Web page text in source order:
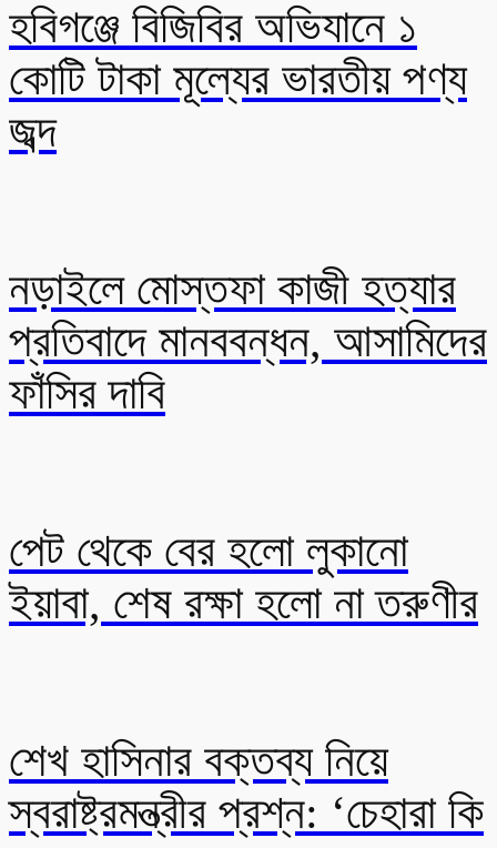
হবিগঞ্জে বিজিবির অভিযানে ১
কোটি টাকা মূল্যের ভারতীয় পণ্য
জব্দ
নড়াইলে মোস্তফা কাজী হত্যার
প্রতিবাদে মানববন্ধন, আসামিদের
ফাঁসির দাবি
পেট থেকে বের হলো লুকানো
ইয়াবা, শেষ রক্ষা হলো না তরুণীর
শেখ হাসিনার বক্তব্য নিয়ে
স্বরাষ্ট্রমন্ত্রীর প্রশ্ন: ‘চেহারা কি